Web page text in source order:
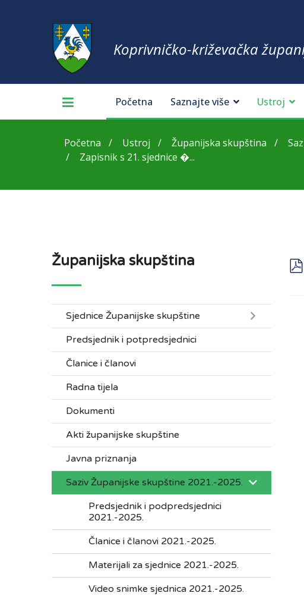
Koprivničko-križevačka
Početna Saznajte više Ustroj
Početna Ustroj Županijska skupština
Zapisnik s 21. sjednice �...
Županijska skupština
Sjednice Županijske skupštine
Predsjednik i potpredsjednici
Članice i članovi
Radna tijela
Dokumenti
Akti županijske skupštine
Javna priznanja
Saziv Županijske skupštine 2021.-2025.
Predsjednik i podpredsjednici
2021.-2025.
Članice i članovi 2021.-2025.
Materijali za sjednice 2021.-2025.
Video snimke sjednica 2021.-2025.